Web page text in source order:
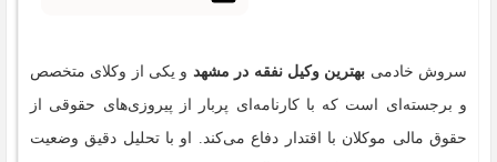
سروش خادمی بهترین وکیل نفقه در مشهد و یکی از وکلای متخصص
و برجسته‌ای است که با کارنامه‌ای پربار از پیروزی‌های حقوقی از
حقوق مالی موکلان با اقتدار دفاع می‌کند. او با تحلیل دقیق وضعیت